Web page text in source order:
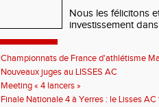
Nous les félicitons
investissement
Championnats de France d'athlétisme
Nouveaux juges au LISSES AC
Meeting « 4 lancers »
Finale Nationale 4 à Yerres : le Lisses